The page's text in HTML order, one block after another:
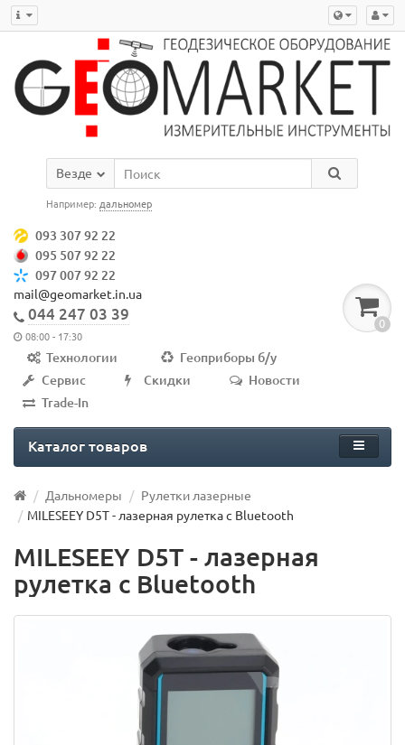
Везде
Например: дальномер
093 307 92 22
095 507 92 22
097 007 92 22
mail@geomarket.in.ua
044 247 03 39
08:00 - 17:30
0
Технологии
Геоприборы б/у
Сервис
Скидки
Новости
Trade-In
Каталог товаров
Дальномеры
Рулетки лазерные
MILESEEY D5T - лазерная рулетка с Bluetooth
MILESEEY D5T - лазерная
рулетка с Bluetooth